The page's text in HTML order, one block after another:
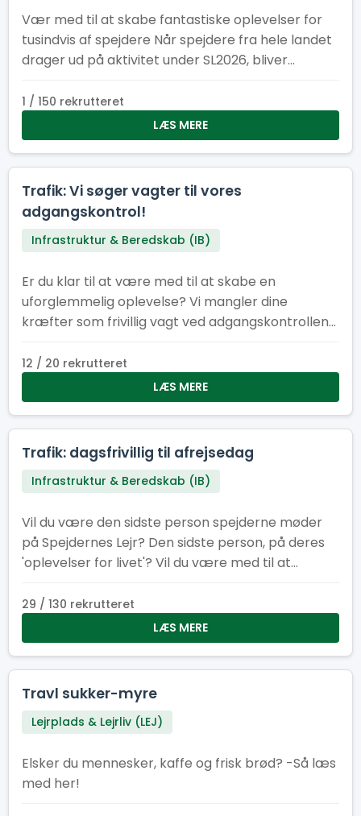
Vær med til at skabe fantastiske oplevelser for
tusindvis af spejdere Når spejdere fra hele landet
drager ud på aktivitet under SL2026, bliver
Her har vi brug for engagerede frivillige, der vil
være med til at sikre, at alt kører som smurt –
bogstaveligt talt.
1 / 150 rekrutteret
LÆS MERE
Trafik: Vi søger vagter til vores
adgangskontrol!
Infrastruktur & Beredskab (IB)
Er du klar til at være med til at skabe en
uforglemmelig oplevelse? Vi mangler dine
kræfter som frivillig vagt ved adgangskontrollen
12 / 20 rekrutteret
LÆS MERE
Trafik: dagsfrivillig til afrejsedag
Infrastruktur & Beredskab (IB)
Vil du være den sidste person spejderne møder
på Spejdernes Lejr? Den sidste person, på deres
'oplevelser for livet'? Vil du være med til at
dette lige jobbet for dig!
29 / 130 rekrutteret
LÆS MERE
Travl sukker-myre
Lejrplads & Lejrliv (LEJ)
Elsker du mennesker, kaffe og frisk brød? -Så læs
med her!